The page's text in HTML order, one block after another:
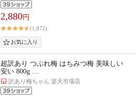
2,880円
(1,872)
超訳あり つぶれ梅 はちみつ梅 美味しい
安い 800g …
訳あり梅ちゃん 楽天市場店